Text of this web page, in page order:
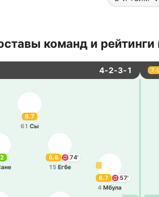
команд и рейтинги
4-2-3-1
6.7
61 Сы
6.8
74'
15 Егбе
6.7
57'
4 Мбула